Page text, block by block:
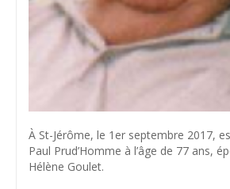
À St-Jérôme, le 1er septembre 2017,
Paul Prud’Homme à l’âge de 77 ans,
Hélène Goulet.